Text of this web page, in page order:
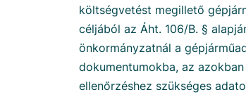
költségvetést megillető
céljából az Áht. 106/B. §
önkormányzatnál a
dokumentumokba, az
ellenőrzéshez szükséges